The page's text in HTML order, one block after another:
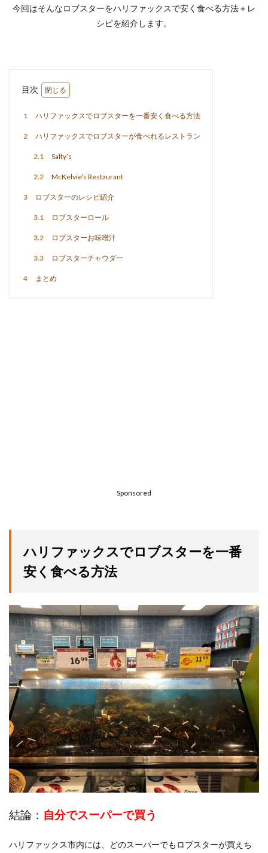
今回はそんなロブスターをハリファックスで安く食べる方法＋レ
シピを紹介します。
目次
1 ハリファックスでロブスターを一番安く食べる方法
2 ハリファックスでロブスターが食べれるレストラン
2.1 Salty’s
2.2 McKelvie’s Restaurant
3 ロブスターのレシピ紹介
3.1 ロブスターロール
3.2 ロブスターお味噌汁
3.3 ロブスターチャウダー
4 まとめ
Sponsored
ハリファックスでロブスターを一番
安く食べる方法
結論： 自分でスーパーで買う
ハリファックス市内には、どのスーパーでもロブスターが買えち